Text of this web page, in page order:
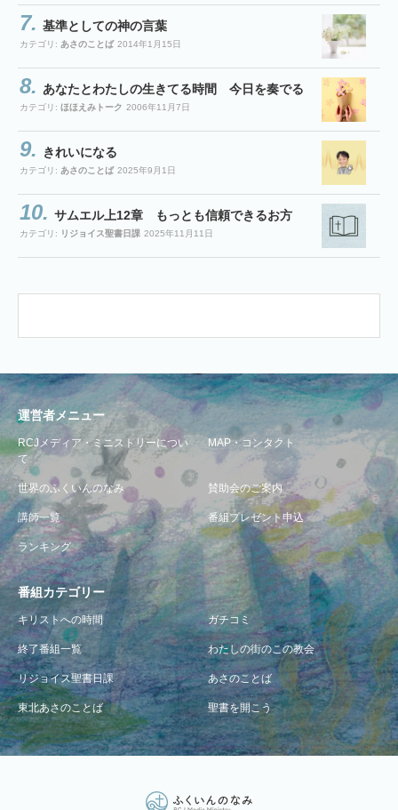
基準としての神の言葉
カテゴリ: あさのことば 2014年1月15日
あなたとわたしの生きてる時間 今日を奏でる
カテゴリ: ほほえみトーク 2006年11月7日
きれいになる
カテゴリ: あさのことば 2025年9月1日
サムエル上12章 もっとも信頼できるお方
カテゴリ: リジョイス聖書日課 2025年11月11日
運営者メニュー
RCJメディア・ミニストリーについ
て
MAP・コンタクト
世界のふくいんのなみ 賛助会のご案内
講師一覧 番組プレゼント申込
ランキング
番組カテゴリー
キリストへの時間 ガチコミ
終了番組一覧 わたしの街のこの教会
リジョイス聖書日課 あさのことば
東北あさのことば 聖書を開こう